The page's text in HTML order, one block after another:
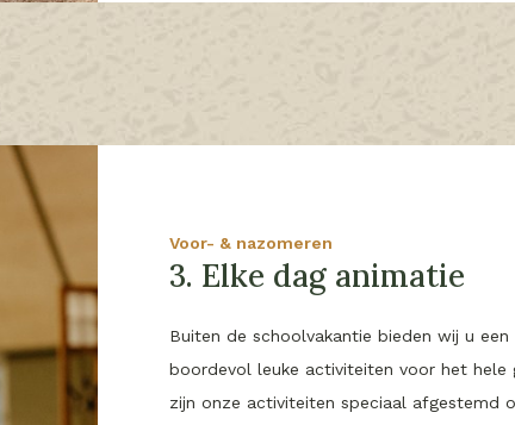
Voor- & nazomeren
3. Elke dag animatie
Buiten de schoolvakantie bieden wij u
boordevol leuke activiteiten voor het hele
zijn onze activiteiten speciaal afgestemd